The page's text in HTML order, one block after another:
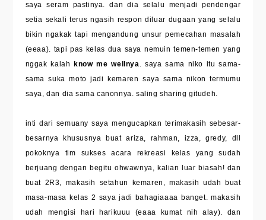
saya seram pastinya. dan dia selalu menjadi pendengar
setia sekali terus ngasih respon diluar dugaan yang selalu
bikin ngakak tapi mengandung unsur pemecahan masalah
(eeaa). tapi pas kelas dua saya nemuin temen-temen yang
nggak kalah
know me wellnya. saya sama niko itu sama-
sama suka moto jadi kemaren saya sama nikon termumu
saya, dan dia sama canonnya. saling sharing gitudeh.
inti dari semuany saya mengucapkan terimakasih sebesar-
besarnya khususnya buat ariza, rahman, izza, gredy, dll
pokoknya tim sukses acara rekreasi kelas yang sudah
berjuang dengan begitu ohwawnya, kalian luar biasah! dan
buat 2R3, makasih setahun kemaren, makasih udah buat
masa-masa kelas 2 saya jadi bahagiaaaa banget. makasih
udah mengisi hari harikuuu (eaaa kumat nih alay). dan